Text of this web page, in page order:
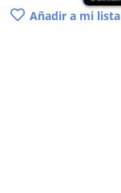
Añadir a mi lista